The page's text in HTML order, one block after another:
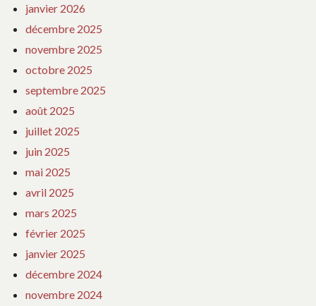
janvier 2026
décembre 2025
novembre 2025
octobre 2025
septembre 2025
août 2025
juillet 2025
juin 2025
mai 2025
avril 2025
mars 2025
février 2025
janvier 2025
décembre 2024
novembre 2024